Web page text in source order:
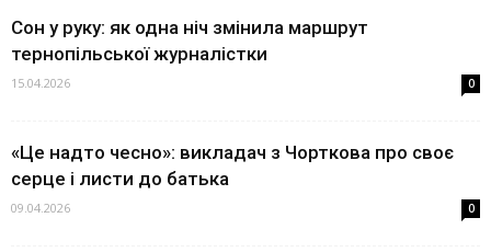
Сон у руку: як одна ніч змінила маршрут
тернопільської журналістки
15.04.2026 0
«Це надто чесно»: викладач з Чорткова про своє
серце і листи до батька
09.04.2026 0